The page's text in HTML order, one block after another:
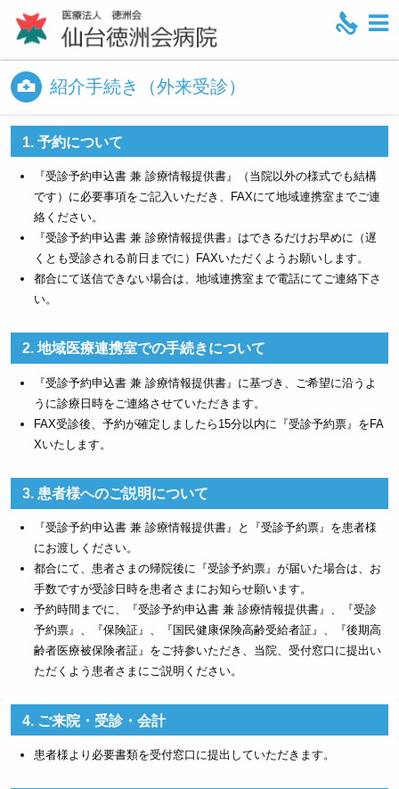
e
紹介手続き（外来受診）
1. 予約について
『受診予約申込書 兼 診療情報提供書』（当院以外の様式でも結構
です）に必要事項をご記入いただき、FAXにて地域連携室までご連
絡ください。
『受診予約申込書 兼 診療情報提供書』はできるだけお早めに（遅
くとも受診される前日までに）FAXいただくようお願いします。
都合にて送信できない場合は、地域連携室まで電話にてご連絡下さ
い。
2. 地域医療連携室での手続きについて
『受診予約申込書 兼 診療情報提供書』に基づき、ご希望に沿うよ
うに診療日時をご連絡させていただきます。
FAX受診後、予約が確定しましたら15分以内に『受診予約票』をFA
Xいたします。
3. 患者様へのご説明について
『受診予約申込書 兼 診療情報提供書』と『受診予約票』を患者様
にお渡しください。
都合にて、患者さまの帰院後に『受診予約票』が届いた場合は、お
手数ですが受診日時を患者さまにお知らせ願います。
予約時間までに、『受診予約申込書 兼 診療情報提供書』、『受診
予約票』、『保険証』、『国民健康保険高齢受給者証』、『後期高
齢者医療被保険者証』をご持参いただき、当院、受付窓口に提出い
ただくよう患者さまにご説明ください。
4. ご来院・受診・会計
患者様より必要書類を受付窓口に提出していただきます。